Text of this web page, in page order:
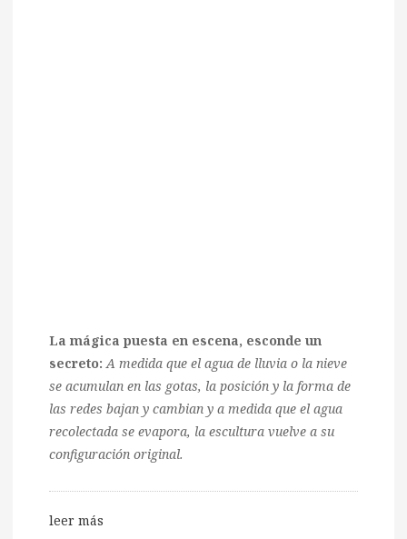
La mágica puesta en escena, esconde un
secreto:A medida que el agua de lluvia o la nieve
se acumulan en las gotas, la posición y la forma de
las redes bajan y cambian y a medida que el agua
recolectada se evapora, la escultura vuelve a su
configuración original.
leer más